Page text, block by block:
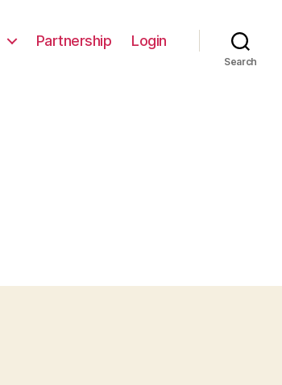
Partnership Login
Search